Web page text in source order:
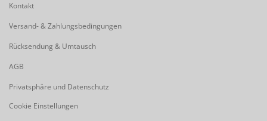
Kontakt
Versand- & Zahlungsbedingungen
Rücksendung & Umtausch
AGB
Privatsphäre und Datenschutz
Cookie Einstellungen